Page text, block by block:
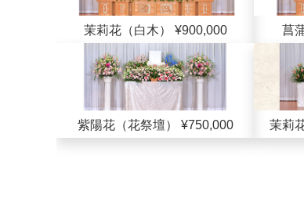
茉莉花（白木） ¥900,000 菖
紫陽花（花祭壇） ¥750,000 茉莉